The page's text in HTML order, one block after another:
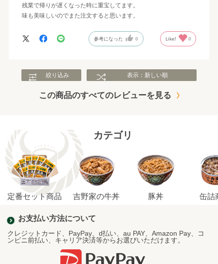
残業で帰りが遅くなった時に重宝してます。
味も美味しいのでまた注文すると思います。
参考になった 0 Like! 0
絞り込み 表示：新しい順
この商品のすべてのレビューを見る
カテゴリ
定番セット商品 吉野家の牛丼 豚丼 缶詰
お支払い方法について
クレジットカード、PayPay、d払い、au PAY、Amazon Pay、コ
ンビニ前払い、キャリア決済等からお選びいただけます。